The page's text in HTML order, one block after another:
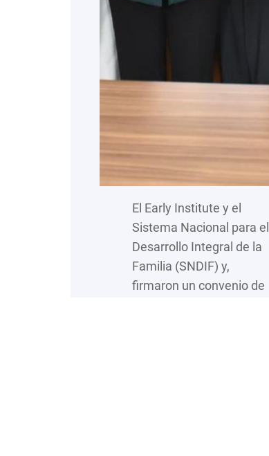
El Early Institute y el
Sistema Nacional para el
Desarrollo Integral de la
Familia (SNDIF) y,
firmaron un convenio de